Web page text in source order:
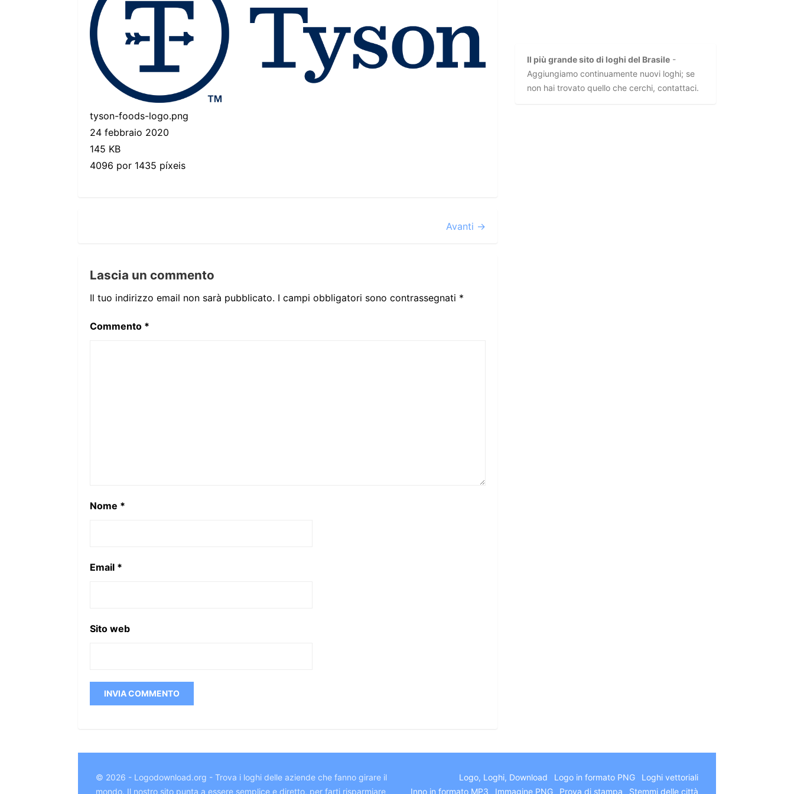
tyson-foods-logo.png
24 febbraio 2020
145 KB
4096 por 1435 píxeis
Avanti →
Lascia un commento
Il tuo indirizzo email non sarà pubblicato. I campi obbligatori sono contrassegnati *
Commento *
Nome *
Email *
Sito web
Il più grande sito di loghi del Brasile -
Aggiungiamo continuamente nuovi loghi; se
non hai trovato quello che cerchi, contattaci.
© 2026 - Logodownload.org - Trova i loghi delle aziende che fanno girare il
mondo. Il nostro sito punta a essere semplice e diretto, per farti risparmiare
Logo, Loghi, Download Logo in formato PNG
Loghi vettoriali
Inno in formato MP3
Immagine PNG Prova di stampa Stemmi delle città
Japanese
Chinese